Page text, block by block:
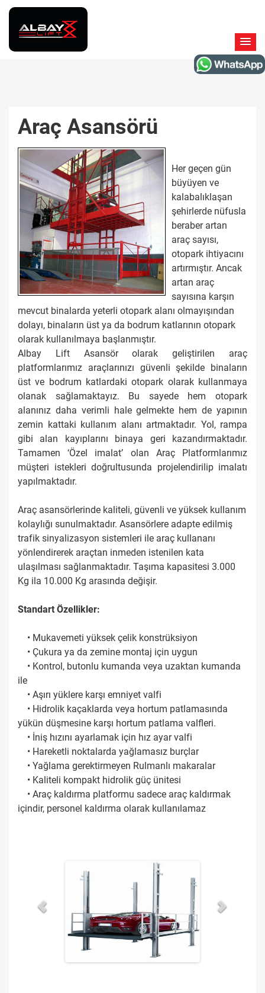
Araç Asansörü
Her geçen gün
büyüyen ve
kalabalıklaşan
şehirlerde nüfusla
beraber artan
araç sayısı,
otopark ihtiyacını
artırmıştır. Ancak
artan araç
sayısına karşın
mevcut binalarda yeterli otopark alanı olmayışından
dolayı, binaların üst ya da bodrum katlarının otopark
olarak kullanılmaya başlanmıştır.
Albay Lift Asansör olarak geliştirilen araç
platformlarımız araçlarınızı güvenli şekilde binaların
üst ve bodrum katlardaki otopark olarak kullanmaya
olanak sağlamaktayız. Bu sayede hem otopark
alanınız daha verimli hale gelmekte hem de yapının
zemin kattaki kullanım alanı artmaktadır. Yol, rampa
gibi alan kayıplarını binaya geri kazandırmaktadır.
Tamamen ‘Özel imalat’ olan Araç Platformlarımız
müşteri istekleri doğrultusunda projelendirilip imalatı
yapılmaktadır.
Araç asansörlerinde kaliteli, güvenli ve yüksek kullanım
kolaylığı sunulmaktadır. Asansörlere adapte edilmiş
trafik sinyalizasyon sistemleri ile araç kullananı
yönlendirerek araçtan inmeden istenilen kata
ulaşılması sağlanmaktadır. Taşıma kapasitesi 3.000
Kg ila 10.000 Kg arasında değişir.
Standart Özellikler:
• Mukavemeti yüksek çelik konstrüksiyon
• Çukura ya da zemine montaj için uygun
• Kontrol, butonlu kumanda veya uzaktan kumanda
ile
• Aşırı yüklere karşı emniyet valfi
• Hidrolik kaçaklarda veya hortum patlamasında
yükün düşmesine karşı hortum patlama valfleri.
• İniş hızını ayarlamak için hız ayar valfi
• Hareketli noktalarda yağlamasız burçlar
• Yağlama gerektirmeyen Rulmanlı makaralar
• Kaliteli kompakt hidrolik güç ünitesi
• Araç kaldırma platformu sadece araç kaldırmak
içindir, personel kaldırma olarak kullanılamaz